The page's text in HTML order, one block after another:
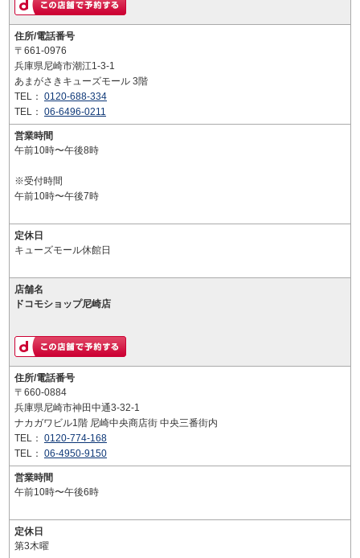
住所/電話番号
〒661-0976
兵庫県尼崎市潮江1-3-1
あまがさきキューズモール 3階
TEL： 0120-688-334
TEL： 06-6496-0211
営業時間
午前10時〜午後8時
※受付時間
午前10時〜午後7時
定休日
キューズモール休館日
店舗名
ドコモショップ尼崎店
住所/電話番号
〒660-0884
兵庫県尼崎市神田中通3-32-1
ナカガワビル1階 尼崎中央商店街 中央三番街内
TEL： 0120-774-168
TEL： 06-4950-9150
営業時間
午前10時〜午後6時
定休日
第3木曜